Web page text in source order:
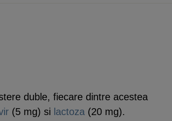
duble, fiecare dintre acestea
(5 mg) si lactoza (20 mg).